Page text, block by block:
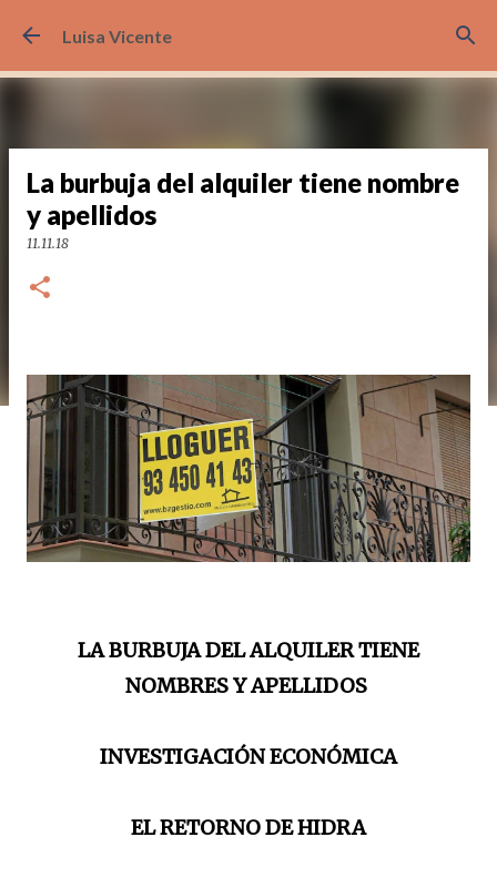
Luisa Vicente
La burbuja del alquiler tiene nombre
y apellidos
11.11.18
LA BURBUJA DEL ALQUILER TIENE
NOMBRES Y APELLIDOS
INVESTIGACIÓN ECONÓMICA
EL RETORNO DE HIDRA